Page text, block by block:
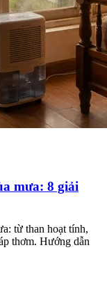
mưa: 8 giải
từ than hoạt tính,
thơm. Hướng dẫn